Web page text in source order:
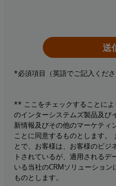
送
*必須項目（英語でご記入くださ
** ここをチェックすることに
のインターシステムズ製品及び
新情報及びその他のマーケティ
ことに同意するものとします。
とで、お客様は、お客様のビジ
トされているが、適用されるデ
いる当社のCRMソリューショ
ものとします。